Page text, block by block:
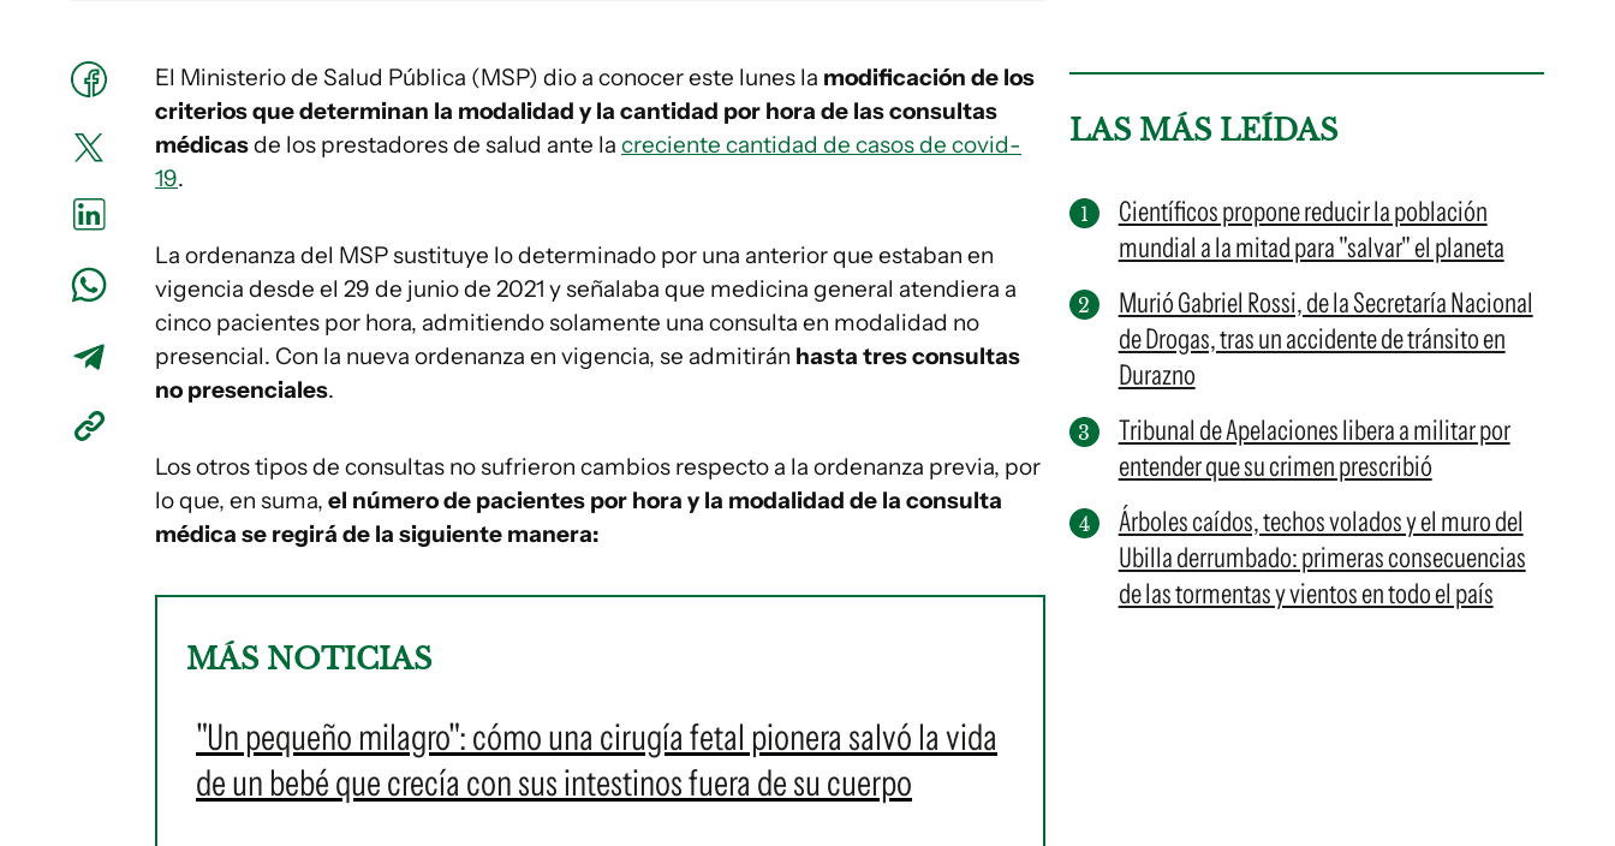
El Ministerio de Salud Pública (MSP) dio a conocer este lunes la modificación de los
criterios que determinan la modalidad y la cantidad por hora de las consultas
médicasde los prestadores de salud ante la creciente cantidad de casos de covid-
19.
La ordenanza del MSP sustituye lo determinado por una anterior que estaban en
vigencia desde el 29 de junio de 2021 y señalaba que medicina general atendiera a
cinco pacientes por hora, admitiendo solamente una consulta en modalidad no
presencial. Con la nueva ordenanza en vigencia, se admitirán hasta tres consultas
no presenciales.
Los otros tipos de consultas no sufrieron cambios respecto a la ordenanza previa, por
lo que, en suma, el número de pacientes por hora y la modalidad de la consulta
médica se regirá de la siguiente manera:
MÁS NOTICIAS
"Un pequeño milagro": cómo una cirugía fetal pionera salvó la vida
de un bebé que crecía con sus intestinos fuera de su cuerpo
LAS MÁS LEÍDAS
Científicos propone reducir la población
mundial a la mitad para "salvar" el planeta
Murió Gabriel Rossi, de la Secretaría Nacional
de Drogas, tras un accidente de tránsito en
Durazno
Tribunal de Apelaciones libera a militar por
entender que su crimen prescribió
Árboles caídos, techos volados y el muro del
Ubilla derrumbado: primeras consecuencias
de las tormentas y vientos en todo el país